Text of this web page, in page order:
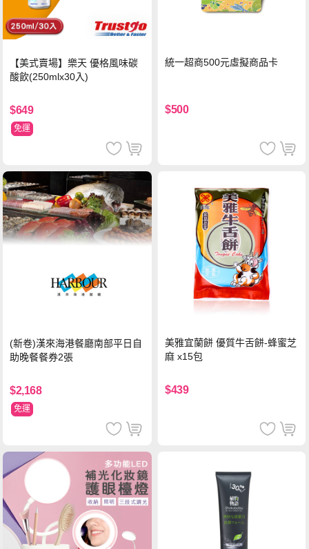
【美式賣場】樂天 優格風味碳
酸飲(250mlx30入)
$649
免運
統一超商500元虛擬商品卡
$500
(新卷)漢來海港餐廳南部平日自
助晚餐餐券2張
$2,168
免運
美雅宜蘭餅 優質牛舌餅-蜂蜜芝
麻 x15包
$439